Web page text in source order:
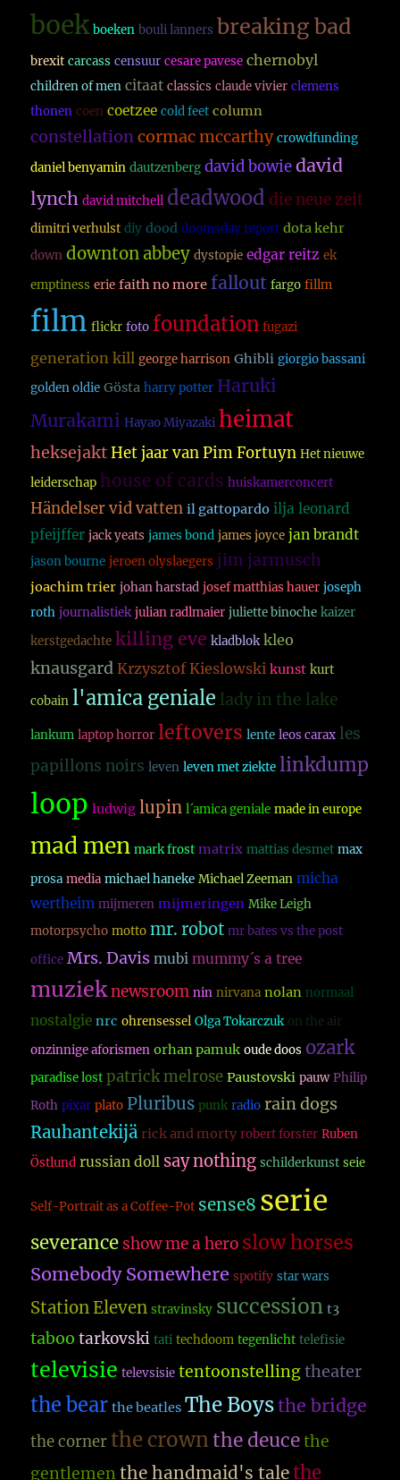
boek boeken bouli lanners breaking bad
brexit carcass censuur cesare pavese chernobyl
children of men citaat classics claude vivier clemens
thonen coen coetzee cold feet column
constellationcormac mccarthy crowdfunding
daniel benyamin dautzenberg david bowie david
lynch david mitchell deadwood die neue zeit
dimitri verhulst diy dood doomsday report dota kehr
down downton abbey dystopie edgar reitz ek
emptiness erie faith no more fallout fargo fillm
film flickr foto foundation fugazi
generation kill george harrison Ghibli giorgio bassani
golden oldie Gösta harry potter Haruki
Murakami Hayao Miyazaki heimat
heksejakt Het jaar van Pim Fortuyn Het nieuwe
leiderschap house of cards huiskamerconcert
Händelser vid vatten il gattopardo ilja leonard
pfeijffer jack yeats james bond james joyce jan brandt
jason bourne jeroen olyslaegers jim jarmusch
joachim trier johan harstad josef matthias hauer joseph
roth journalistiek julian radlmaier juliette binoche kaizer
kerstgedachte killing eve kladblok kleo
knausgard Krzysztof Kieslowski kunst kurt
cobain l'amica geniale lady in the lake
lankum laptop horror leftovers lente leos carax les
papillons noirs leven leven met ziekte linkdump
loop ludwig lupin l´amica geniale made in europe
mad men mark frost matrix mattias desmet max
prosa media michael haneke Michael Zeeman micha
wertheim mijmeren mijmeringen Mike Leigh
motorpsycho motto mr. robot mr bates vs the post
office Mrs. Davis mubi mummy´s a tree
muzieknewsroom nin nirvana nolan normaal
nostalgie nrc ohrensessel Olga Tokarczuk on the air
onzinnige aforismen orhan pamuk oude doos ozark
paradise lost patrick melrose Paustovski pauw Philip
Roth pixar plato Pluribus punk radio rain dogs
Rauhantekijä rick and morty robert forster Ruben
Östlund russian doll say nothing schilderkunst seie
Self-Portrait as a Coffee-Pot sense8 serie
severance show me a hero slow horses
Somebody Somewhere spotify star wars
Station Eleven stravinsky succession t3
taboo tarkovski tati techdoom tegenlicht telefisie
televisie televsisie tentoonstelling theater
the bear the beatles The Boysthe bridge
the corner the crownthe deuce the
gentlemen the handmaid's talethe